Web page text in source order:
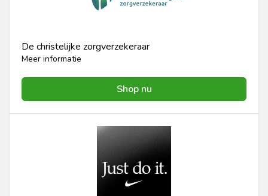
De christelijke zorgverzekeraar
Meer informatie
Shop nu